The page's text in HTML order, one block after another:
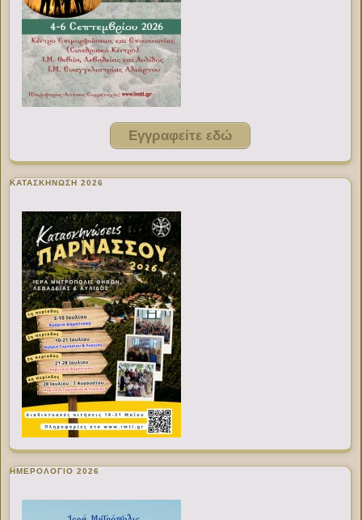
Εγγραφείτε εδώ
ΚΑΤΑΣΚΗΝΩΣΗ 2026
ΗΜΕΡΟΛΟΓΙΟ 2026